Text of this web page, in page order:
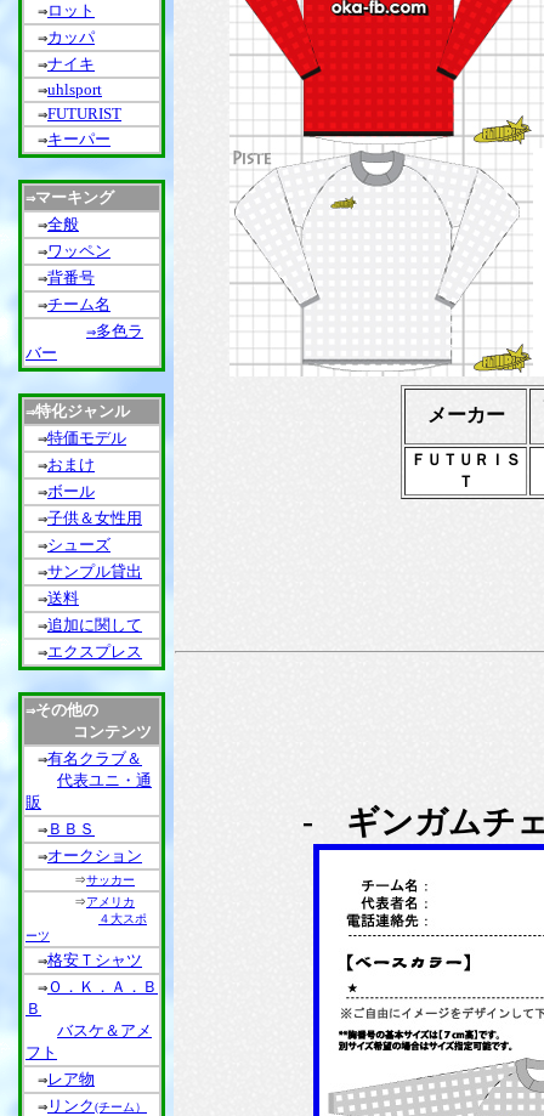
⇒ロット
⇒カッパ
⇒ナイキ
⇒uhlsport
⇒FUTURIST
⇒キーパー
⇒マーキング
⇒全般
⇒ワッペン
⇒背番号
⇒チーム名
⇒多色ラ
バー
⇒特化ジャンル
⇒特価モデル
⇒おまけ
⇒ボール
⇒子供＆女性用
⇒シューズ
⇒サンプル貸出
⇒送料
⇒追加に関して
⇒エクスプレス
⇒その他の
コンテンツ
⇒有名クラブ＆
代表ユニ・通
販
⇒ ＢＢＳ
⇒オークション
⇒サッカー
⇒アメリカ
４大スポ
ーツ
⇒格安Ｔシャツ
⇒Ｏ．Ｋ．Ａ．Ｂ
Ｂ
バスケ＆アメ
フト
⇒レア物
⇒ リンク(チーム）
メーカー
ＦＵＴＵＲＩＳ
Ｔ
- ギンガムチ